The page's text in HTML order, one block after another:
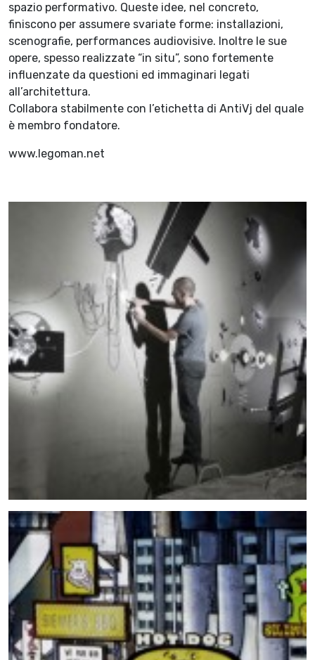
spazio performativo. Queste idee, nel concreto,
finiscono per assumere svariate forme: installazioni,
scenografie, performances audiovisive. Inoltre le sue
opere, spesso realizzate “in situ”, sono fortemente
influenzate da questioni ed immaginari legati
all’architettura.
Collabora stabilmente con l’etichetta di AntiVj del quale
è membro fondatore.
www.legoman.net